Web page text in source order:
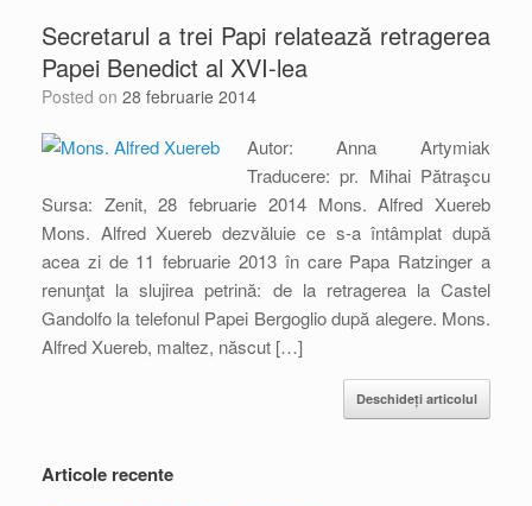
Secretarul a trei Papi relatează retragerea
Papei Benedict al XVI-lea
Posted on 28 februarie 2014
Autor: Anna Artymiak
Traducere: pr. Mihai Pătraşcu
Sursa: Zenit, 28 februarie 2014 Mons. Alfred Xuereb
Mons. Alfred Xuereb dezvăluie ce s-a întâmplat după
acea zi de 11 februarie 2013 în care Papa Ratzinger a
renunţat la slujirea petrină: de la retragerea la Castel
Gandolfo la telefonul Papei Bergoglio după alegere. Mons.
Alfred Xuereb, maltez, născut […]
Deschideți articolul
Articole recente